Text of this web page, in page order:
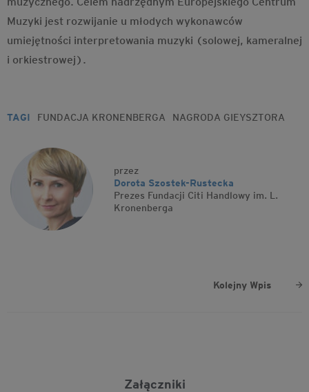
Muzyki jest rozwijanie u młodych wykonawców
umiejętności interpretowania muzyki (solowej, kameralnej
i orkiestrowej).
TAGI FUNDACJA KRONENBERGA NAGRODA GIEYSZTORA
przez
Dorota Szostek-Rustecka
Prezes Fundacji Citi Handlowy im. L.
Kronenberga
Kolejny Wpis
Załączniki